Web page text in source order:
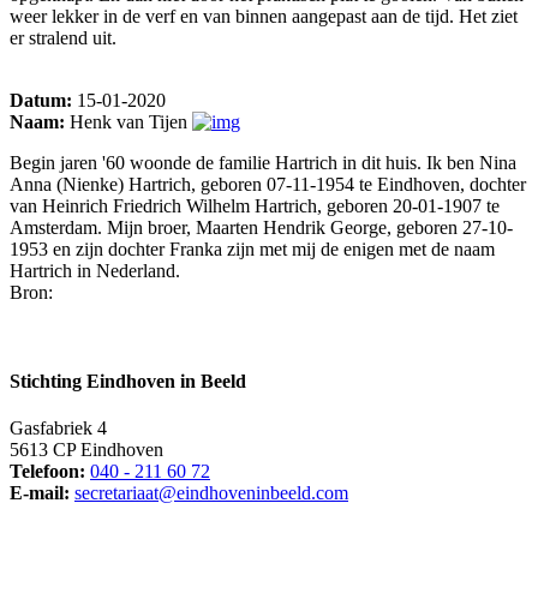
weer lekker in de verf en van binnen aangepast aan de tijd. Het ziet
er stralend uit.
Datum: 15-01-2020
Naam: Henk van Tijen
Begin jaren '60 woonde de familie Hartrich in dit huis. Ik ben Nina
Anna (Nienke) Hartrich, geboren 07-11-1954 te Eindhoven, dochter
van Heinrich Friedrich Wilhelm Hartrich, geboren 20-01-1907 te
Amsterdam. Mijn broer, Maarten Hendrik George, geboren 27-10-
1953 en zijn dochter Franka zijn met mij de enigen met de naam
Hartrich in Nederland.
Bron:
Stichting Eindhoven in Beeld
Gasfabriek 4
5613 CP Eindhoven
Telefoon: 040 - 211 60 72
E-mail: secretariaat@eindhoveninbeeld.com